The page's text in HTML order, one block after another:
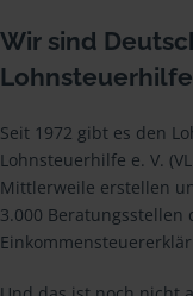
Wir sind
Seit 1972 gibt es den
Lohnsteuerhilfe e. V.
Mittlerweile erstellen
3.000